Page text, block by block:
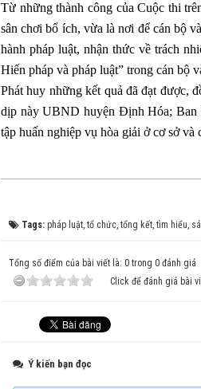
Từ những thành công của Cuộc thi
sân chơi bổ ích, vừa là nơi để cán bộ
hành pháp luật, nhận thức về trách
Hiến pháp và pháp luật” trong cán bộ
Phát huy những kết quả đã đạt được,
dịp này UBND huyện Định Hóa; Ban
tập huấn nghiệp vụ hòa giải ở cơ sở
Tags: pháp luật, tổ chức, tổng kết, tìm hiểu,
Tổng số điểm của bài viết là: 0 trong 0 đánh giá
Click để đánh giá bài
Ý kiến bạn đọc